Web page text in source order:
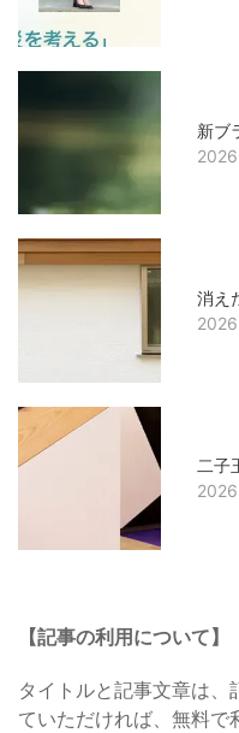
新ブ
消え
二子
【記事の利用について】
タイトルと記事文章は、
ていただければ、無料で